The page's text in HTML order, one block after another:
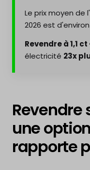
Le prix moyen de
2026 est
Revendre à 1,1
électricité 23x
Revendre
une
rapporte